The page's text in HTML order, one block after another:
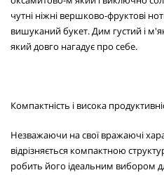
чутні ніжні вершково-фруктові
вишуканий букет. Дим густий і
який довго нагадує про себе.
Компактність і висока
Незважаючи на свої вражаючі
відрізняється компактною
робить його ідеальним вибором